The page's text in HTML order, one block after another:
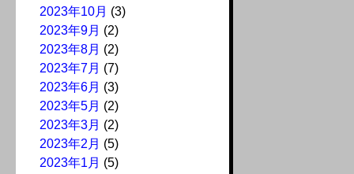
2023年10月 (3)
2023年9月 (2)
2023年8月 (2)
2023年7月 (7)
2023年6月 (3)
2023年5月 (2)
2023年3月 (2)
2023年2月 (5)
2023年1月 (5)